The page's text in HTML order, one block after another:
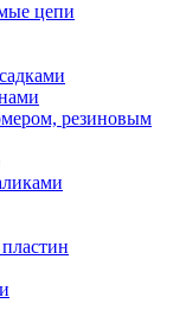
цепи
резиновым